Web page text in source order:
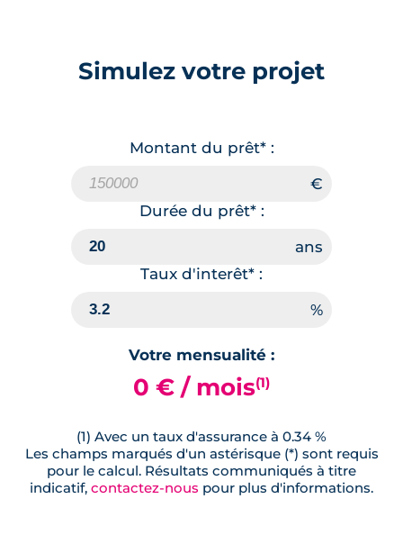
Simulez votre projet
Montant du prêt* :
Durée du prêt* :
Taux d'interêt* :
Votre mensualité :
0 € / mois(1)
(1) Avec un taux d'assurance à 0.34 %
Les champs marqués d'un astérisque (*) sont requis
pour le calcul. Résultats communiqués à titre
indicatif, contactez-nous pour plus d'informations.